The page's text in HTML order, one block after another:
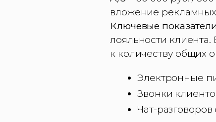
вложение
Ключевые
лояльности
к количеству общих
Электронные
Звонки
Чат-